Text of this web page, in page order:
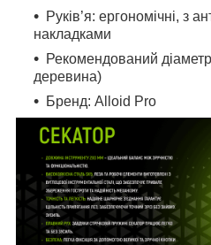
Руків’я: ергономічні, з
накладками
Рекомендований
деревина)
Бренд: Alloid Pro​​